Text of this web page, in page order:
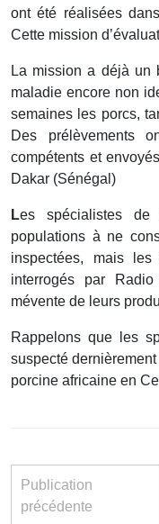
ont été réalisées
Cette mission
La mission a déjà un
maladie encore non
semaines les porcs,
Des prélèvements
compétents et
Dakar (Sénégal)
Les spécialistes
populations à ne
inspectées, mais
interrogés par
mévente de leurs
Rappelons que les
suspecté
porcine africaine en
Publication
précédente